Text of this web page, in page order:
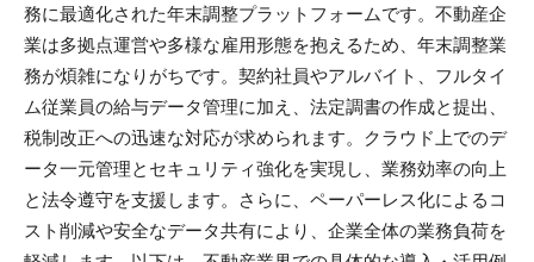
務に最適化された年末調整プラットフォームです。不動産企
業は多拠点運営や多様な雇用形態を抱えるため、年末調整業
務が煩雑になりがちです。契約社員やアルバイト、フルタイ
ム従業員の給与データ管理に加え、法定調書の作成と提出、
税制改正への迅速な対応が求められます。クラウド上でのデ
ータ一元管理とセキュリティ強化を実現し、業務効率の向上
と法令遵守を支援します。さらに、ペーパーレス化によるコ
スト削減や安全なデータ共有により、企業全体の業務負荷を